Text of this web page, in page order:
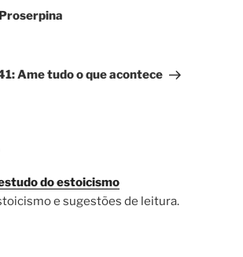
Ame tudo o que acontece
do estoicismo
e sugestões de leitura.